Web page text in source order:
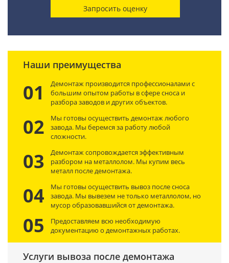
Наши преимущества
01
Демонтаж производится профессионалами с
большим опытом работы в сфере сноса и
разбора заводов и других объектов.
02
Мы готовы осуществить демонтаж любого
завода. Мы беремся за работу любой
сложности.
03
Демонтаж сопровождается эффективным
разбором на металлолом. Мы купим весь
металл после демонтажа.
04
Мы готовы осуществить вывоз после сноса
завода. Мы вывезем не только металлолом, но
мусор образовавшийся от демонтажа.
05
Предоставляем всю необходимую
документацию о демонтажных работах.
Услуги вывоза после демонтажа